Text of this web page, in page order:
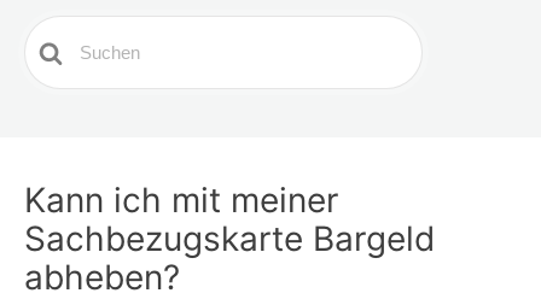
Search
For
Kann ich mit meiner
Sachbezugskarte Bargeld
abheben?